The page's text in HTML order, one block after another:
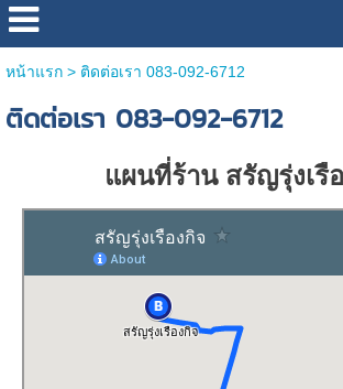
หน้าแรก> ติดต่อเรา 083-092-6712
ติดต่อเรา 083-092-6712
แผนที่ร้าน สรัญรุ่งเรื